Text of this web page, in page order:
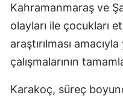
Kahramanmaraş ve
olayları ile çocukları
araştırılması
çalışmalarının
Karakoç, süreç